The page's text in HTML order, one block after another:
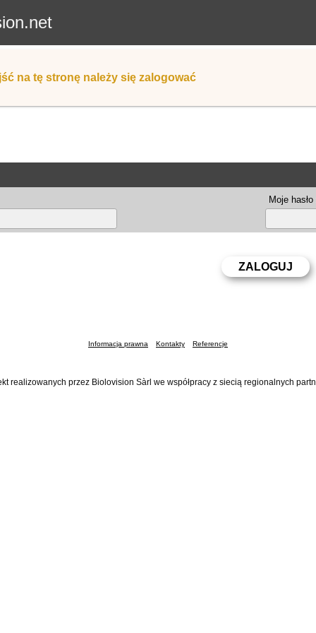
na tę stronę należy się zalogować
Moje hasło
Informacja prawna Kontakty Referencje
realizowanych przez Biolovision Sàrl we współpracy z siecią regionalnych